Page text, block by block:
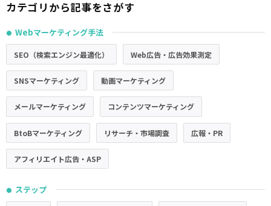
カテゴリから記事をさがす
● Webマーケティング手法
SEO（検索エンジン最適化） Web広告・広告効果測定
SNSマーケティング 動画マーケティング
メールマーケティング コンテンツマーケティング
BtoBマーケティング リサーチ・市場調査 広報・PR
アフィリエイト広告・ASP
● ステップ